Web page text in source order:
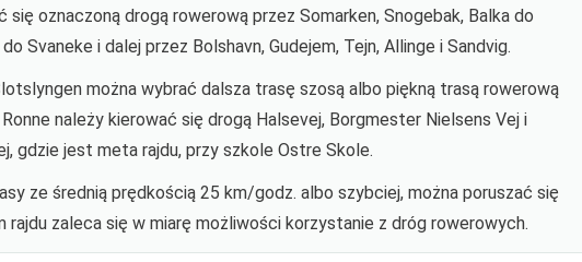
się oznaczoną drogą rowerową przez Somarken, Snogebak, Balka do
Svaneke i dalej przez Bolshavn, Gudejem, Tejn, Allinge i Sandvig.
można wybrać dalsza trasę szosą albo piękną trasą rowerową
należy kierować się drogą Halsevej, Borgmester Nielsens Vej i
gdzie jest meta rajdu, przy szkole Ostre Skole.
ze średnią prędkością 25 km/godz. albo szybciej, można poruszać się
rajdu zaleca się w miarę możliwości korzystanie z dróg rowerowych.